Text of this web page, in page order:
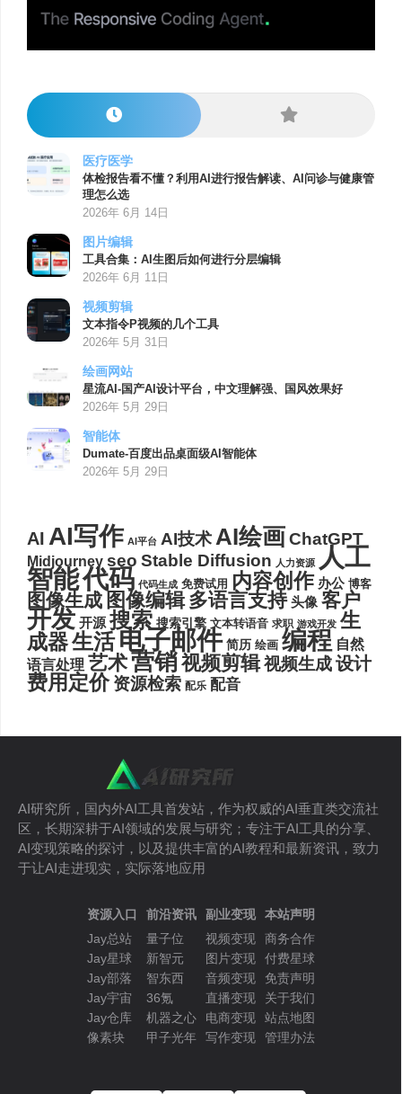
医疗医学
体检报告看不懂？利用AI进行报告解读、AI问诊与健康管
理怎么选
2026年 6月 14日
图片编辑
工具合集：AI生图后如何进行分层编辑
2026年 6月 11日
视频剪辑
文本指令P视频的几个工具
2026年 5月 31日
绘画网站
星流AI-国产AI设计平台，中文理解强、国风效果好
2026年 5月 29日
智能体
Dumate-百度出品桌面级AI智能体
2026年 5月 29日
AI AI写作 AI平台 AI技术AI绘画ChatGPT
Midjourney seo Stable Diffusion 人力资源 人工
智能代码 代码生成 免费试用 内容创作 办公 博客
图像生成 图像编辑 多语言支持 头像 客户
开发 开源 搜索 搜索引擎 文本转语音 求职 游戏开发 生
成器生活电子邮件 简历 绘画 编程 自然
语言处理 艺术营销视频剪辑视频生成设计
费用定价 资源检索 配乐 配音
AI研究所，国内外AI工具首发站，作为权威的AI垂直类交流社
区，长期深耕于AI领域的发展与研究；专注于AI工具的分享、
AI变现策略的探讨，以及提供丰富的AI教程和最新资讯，致力
于让AI走进现实，实际落地应用
资源入口
Jay总站
Jay星球
Jay部落
Jay宇宙
Jay仓库
像素块
前沿资讯
量子位
新智元
智东西
36氪
机器之心
甲子光年
副业变现
视频变现
图片变现
音频变现
直播变现
电商变现
写作变现
本站声明
商务合作
付费星球
免责声明
关于我们
站点地图
管理办法